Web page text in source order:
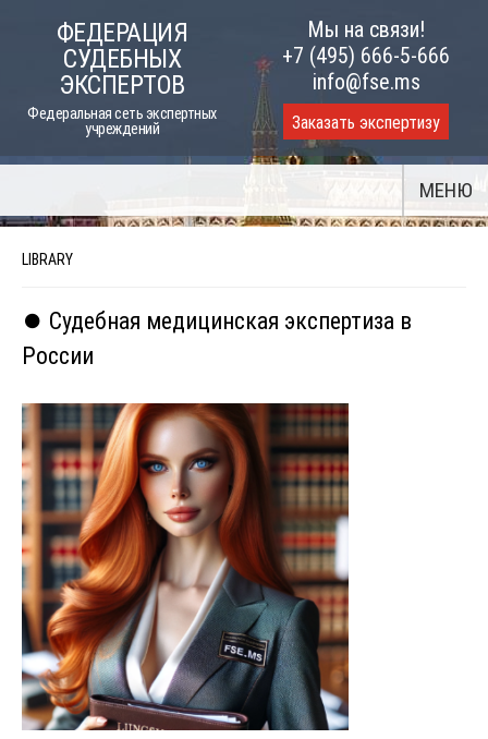
ФЕДЕРАЦИЯ
СУДЕБНЫХ
ЭКСПЕРТОВ
Федеральная сеть экспертных
учреждений
Мы на связи!
+7 (495) 666-5-666
info@fse.ms
Заказать экспертизу
МЕНЮ
LIBRARY
⏺️ Судебная медицинская экспертиза в
России